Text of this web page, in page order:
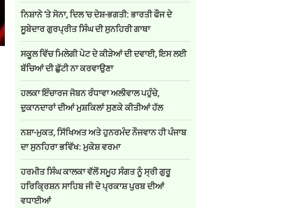
ਨਿਸ਼ਾਨੇ 'ਤੇ ਸੋਨਾ, ਦਿਲ 'ਚ ਦੇਸ਼-ਭਗਤੀ: ਭਾਰਤੀ ਫੌਜ ਦੇ
ਸੂਬੇਦਾਰ ਗੁਰਪ੍ਰੀਤ ਸਿੰਘ ਦੀ ਸੁਨਹਿਰੀ ਗਾਥਾ
ਸਕੂਲ ਵਿੱਚ ਮਿਲੇਗੀ ਪੇਟ ਦੇ ਕੀੜੇਆਂ ਦੀ ਦਵਾਈ, ਇਸ ਲਈ
ਬੱਚਿਆਂ ਦੀ ਛੁੱਟੀ ਨਾ ਕਰਵਾਉਣਾ
ਹਲਕਾ ਇੰਚਾਰਜ ਜੋਬਨ ਰੰਧਾਵਾ ਅਲੀਵਾਲ ਪਹੁੰਚੇ,
ਦੁਕਾਨਦਾਰਾਂ ਦੀਆਂ ਮੁਸ਼ਕਿਲਾਂ ਸੁਣਕੇ ਕੀਤੀਆਂ ਹੱਲ
ਨਸ਼ਾ-ਮੁਕਤ, ਸਿੱਖਿਅਤ ਅਤੇ ਹੁਨਰਮੰਦ ਨੌਜਵਾਨ ਹੀ ਪੰਜਾਬ
ਦਾ ਸੁਨਹਿਰਾ ਭਵਿੱਖ: ਮੁਕੇਸ਼ ਵਰਮਾ
ਹਰਮੀਤ ਸਿੰਘ ਕਾਲਕਾ ਵੱਲੋਂ ਸਮੂਹ ਸੰਗਤ ਨੂੰ ਸ੍ਰੀ ਗੁਰੂ
ਹਰਿਕ੍ਰਿਸ਼ਨ ਸਾਹਿਬ ਜੀ ਦੇ ਪ੍ਰਕਾਸ਼ ਪੁਰਬ ਦੀਆਂ
ਵਧਾਈਆਂ